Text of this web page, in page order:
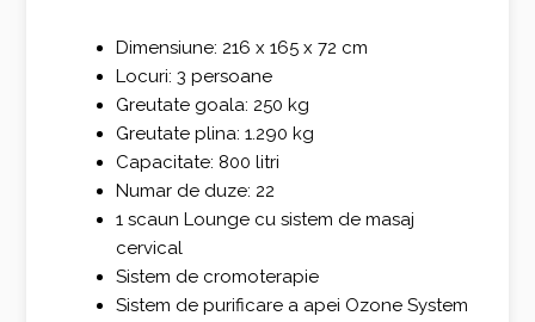
Dimensiune: 216 x 165 x 72 cm
Locuri: 3 persoane
Greutate goala: 250 kg
Greutate plina: 1.290 kg
Capacitate: 800 litri
Numar de duze: 22
1 scaun Lounge cu sistem de masaj
cervical
Sistem de cromoterapie
Sistem de purificare a apei Ozone System